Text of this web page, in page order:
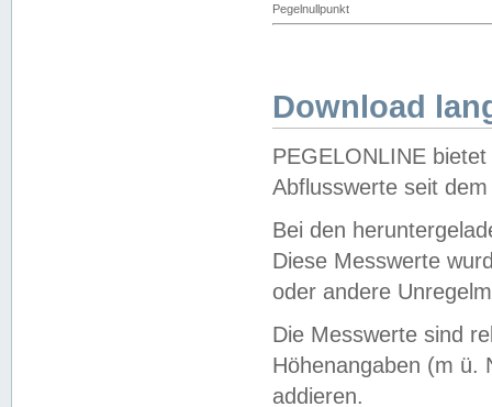
Pegelnullpunkt
Download
PEGELONLINE
Abflusswerte seit
Bei den
Diese Messwerte
oder andere
Die Messwerte sind
Höhenangaben (m ü.
addieren.